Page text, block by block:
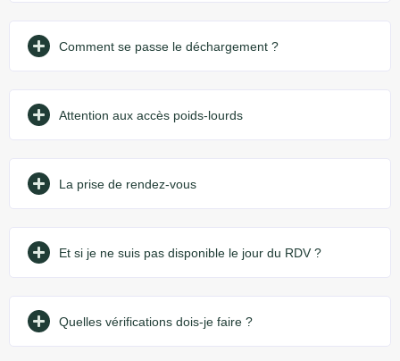
Comment se passe le déchargement ?
Attention aux accès poids-lourds
La prise de rendez-vous
Et si je ne suis pas disponible le jour du RDV ?
Quelles vérifications dois-je faire ?